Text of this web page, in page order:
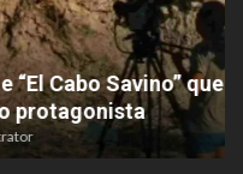
Cabo Savino” que